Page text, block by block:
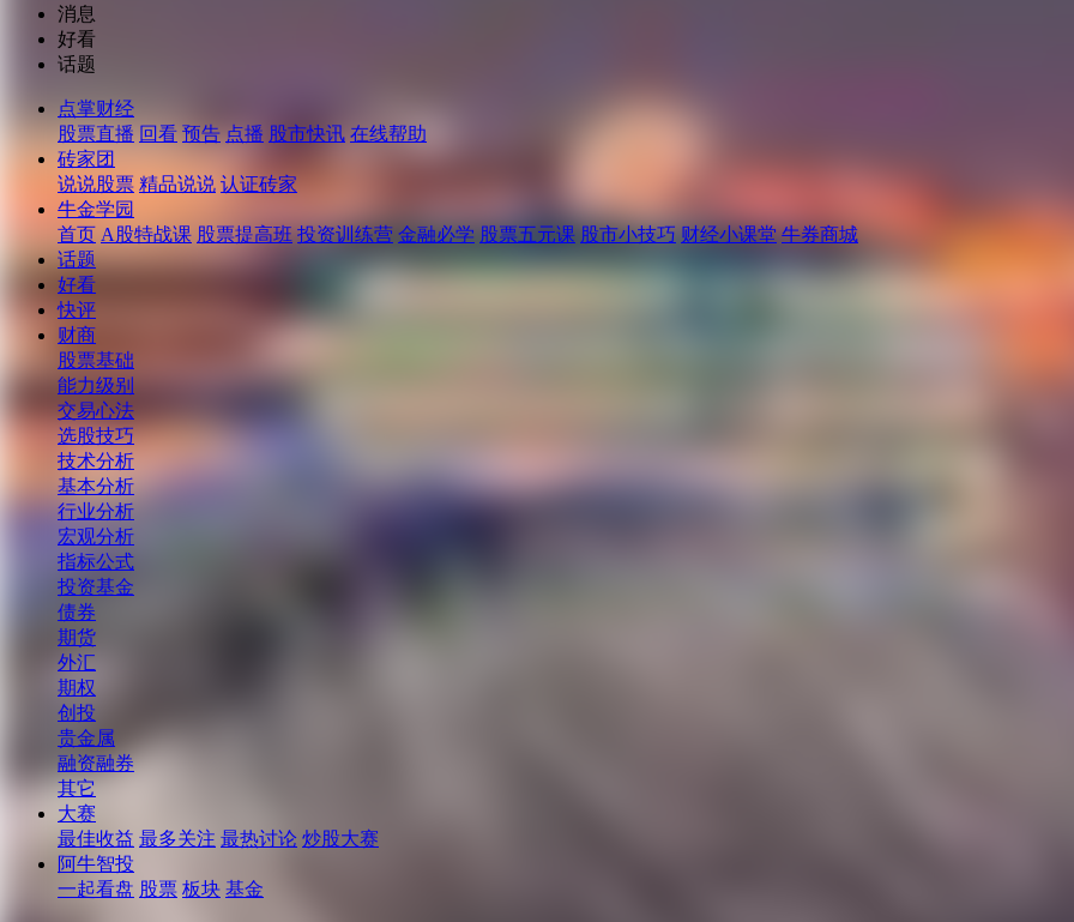
消息
好看
话题
点掌财经
股票直播 回看 预告 点播 股市快讯 在线帮助
砖家团
说说股票 精品说说 认证砖家
牛金学园
首页 A股特战课 股票提高班 投资训练营 金融必学 股票五元课 股市小技巧 财经小课堂 牛券商城
话题
好看
快评
财商
股票基础
能力级别
交易心法
选股技巧
技术分析
基本分析
行业分析
宏观分析
指标公式
投资基金
债券
期货
外汇
期权
创投
贵金属
融资融券
其它
大赛
最佳收益 最多关注 最热讨论 炒股大赛
阿牛智投
一起看盘 股票 板块 基金